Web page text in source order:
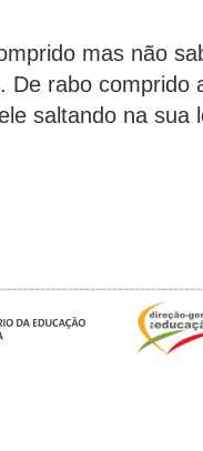
mas não
De rabo comprido
saltando na sua